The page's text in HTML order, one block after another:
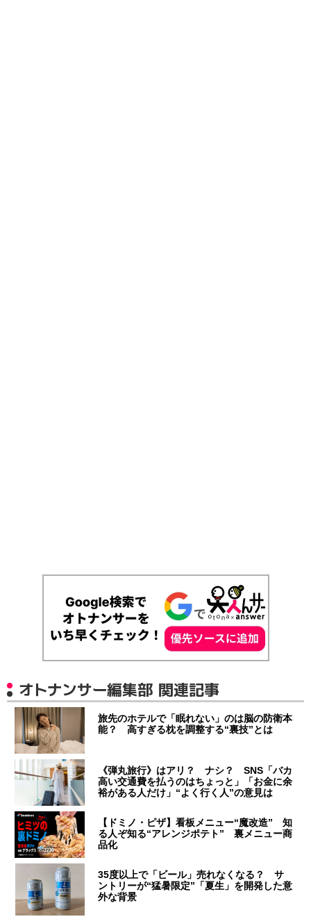
オトナンサー編集部 関連記事
旅先のホテルで「眠れない」のは脳の防衛本
能？ 高すぎる枕を調整する“裏技”とは
《弾丸旅行》はアリ？ ナシ？ SNS「バカ
高い交通費を払うのはちょっと」「お金に余
裕がある人だけ」“よく行く人”の意見は
【ドミノ・ピザ】看板メニュー“魔改造” 知
る人ぞ知る“アレンジポテト” 裏メニュー商
品化
35度以上で「ビール」売れなくなる？ サ
ントリーが“猛暑限定”「夏生」を開発した意
外な背景